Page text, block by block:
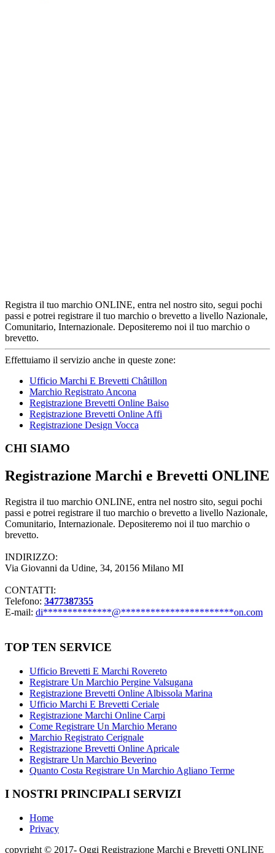
Registra il tuo marchio ONLINE, entra nel nostro sito, segui pochi
passi e potrei registrare il tuo marchio o brevetto a livello Nazionale,
Comunitario, Internazionale. Depositeremo noi il tuo marchio o
brevetto.
Effettuiamo il servizio anche in queste zone:
Ufficio Marchi E Brevetti Châtillon
Marchio Registrato Ancona
Registrazione Brevetti Online Baiso
Registrazione Brevetti Online Affi
Registrazione Design Vocca
Footer
CHI SIAMO
Registrazione Marchi e Brevetti ONLINE
Registra il tuo marchio ONLINE, entra nel nostro sito, segui pochi
passi e potrei registrare il tuo marchio o brevetto a livello Nazionale,
Comunitario, Internazionale. Depositeremo noi il tuo marchio o
brevetto.
INDIRIZZO:
Via Giovanni da Udine, 34, 20156 Milano MI
CONTATTI:
Telefono: 3477387355
E-mail: di**************@***********************on.com
TOP TEN SERVICE
Ufficio Brevetti E Marchi Rovereto
Registrare Un Marchio Pergine Valsugana
Registrazione Brevetti Online Albissola Marina
Ufficio Marchi E Brevetti Ceriale
Registrazione Marchi Online Carpi
Come Registrare Un Marchio Merano
Marchio Registrato Cerignale
Registrazione Brevetti Online Apricale
Registrare Un Marchio Beverino
Quanto Costa Registrare Un Marchio Agliano Terme
I NOSTRI PRINCIPALI SERVIZI
Home
Privacy
copyright © 2017- Oggi Registrazione Marchi e Brevetti ONLINE